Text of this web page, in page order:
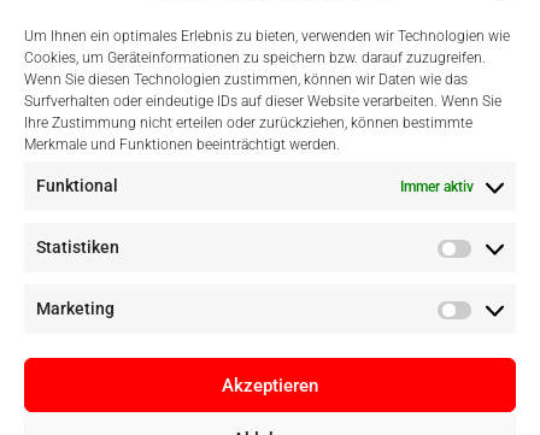
Um Ihnen ein optimales Erlebnis zu bieten, verwenden wir Technologien wie
Cookies, um Geräteinformationen zu speichern bzw. darauf zuzugreifen.
Wenn Sie diesen Technologien zustimmen, können wir Daten wie das
Surfverhalten oder eindeutige IDs auf dieser Website verarbeiten. Wenn Sie
Ihre Zustimmung nicht erteilen oder zurückziehen, können bestimmte
Merkmale und Funktionen beeinträchtigt werden.
Funktional Immer aktiv
Statistiken
Marketing
Akzeptieren